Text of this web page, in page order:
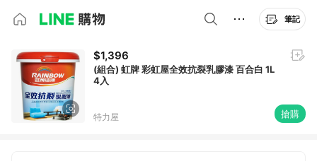
筆記
$1,396
(組合) 虹牌 彩虹屋全效抗裂乳膠漆 百合白 1L
4入
特力屋 搶購